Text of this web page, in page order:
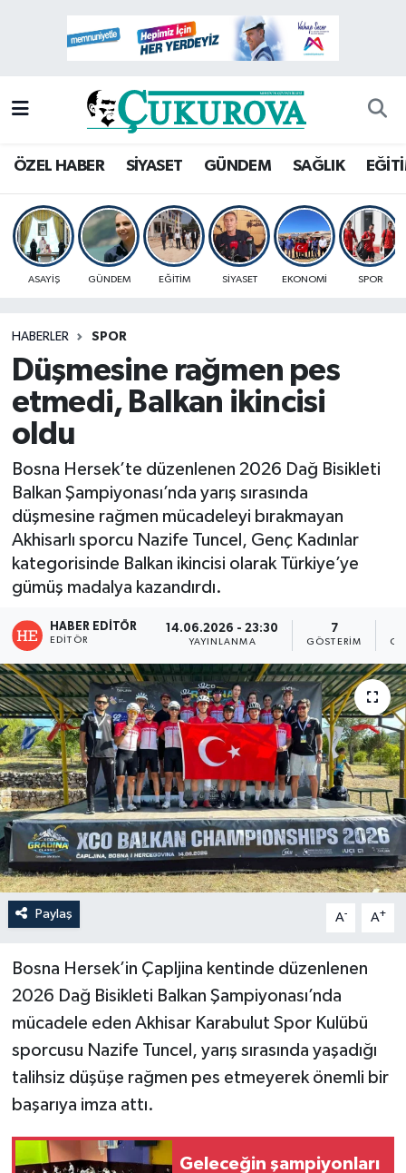
ÖZEL HABER SİYASET GÜNDEM SAĞLIK
ASAYİŞ GÜNDEM EĞİTİM SİYASET EKONOMİ SPOR
HABERLER SPOR
Düşmesine rağmen pes
etmedi, Balkan ikincisi
oldu
Bosna Hersek’te düzenlenen 2026 Dağ Bisikleti
Balkan Şampiyonası’nda yarış sırasında
düşmesine rağmen mücadeleyi bırakmayan
Akhisarlı sporcu Nazife Tuncel, Genç Kadınlar
kategorisinde Balkan ikincisi olarak Türkiye’ye
gümüş madalya kazandırdı.
HABER EDITÖR
EDITÖR
14.06.2026 - 23:30
YAYINLANMA
7
GÖSTERIM
Paylaş A- A+
Bosna Hersek’in Çapljina kentinde düzenlenen
2026 Dağ Bisikleti Balkan Şampiyonası’nda
mücadele eden Akhisar Karabulut Spor Kulübü
sporcusu Nazife Tuncel, yarış sırasında yaşadığı
talihsiz düşüşe rağmen pes etmeyerek önemli bir
başarıya imza attı.
Geleceğin şampiyonları
Mersin Hava Durumu
Mersin Namaz Vakitleri
Mersin Trafik Yoğunluk Haritası
Süper Lig Puan Durumu ve Fikstür
Haber Arşivi